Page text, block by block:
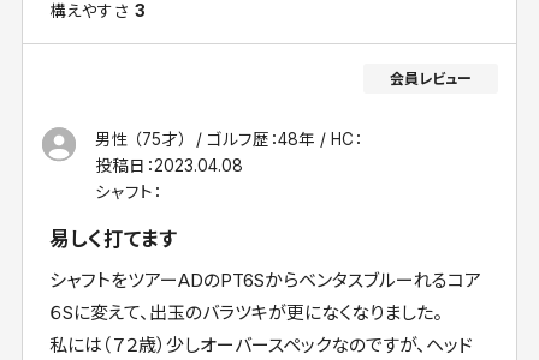
構えやすさ 3
男性 （75才） ゴルフ歴：48年
HC：
投稿日：2023.04.08
シャフト：
易しく打てます
シャフトをツアーADのPT6Sからベンタスブルーれるコア
６Sに変えて、出玉のバラツキが更になくなりました。
私には（７２歳）少しオーバースペックなのですが、ヘッド